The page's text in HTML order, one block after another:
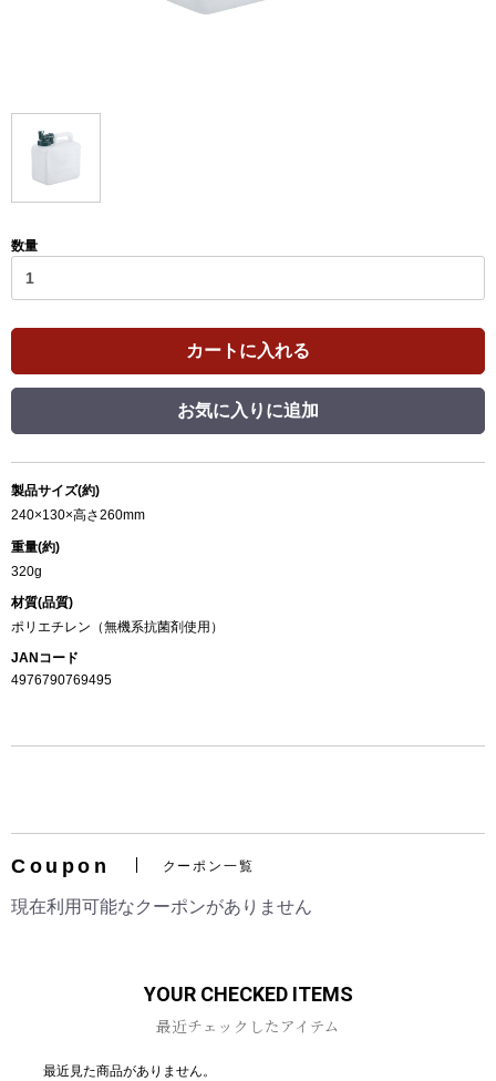
数量
カートに入れる
お気に入りに追加
製品サイズ(約)
240×130×高さ260mm
重量(約)
320g
材質(品質)
ポリエチレン（無機系抗菌剤使用）
JANコード
4976790769495
Coupon クーポン一覧
現在利用可能なクーポンがありません
YOUR CHECKED ITEMS
最近チェックしたアイテム
最近見た商品がありません。